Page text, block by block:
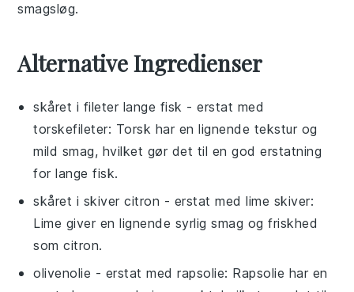
smagsløg.
Alternative Ingredienser
skåret i fileter lange fisk - erstat med
torskefileter: Torsk har en lignende tekstur og
mild smag, hvilket gør det til en god erstatning
for lange fisk.
skåret i skiver citron - erstat medlime skiver:
Lime giver en lignende syrlig smag og friskhed
som citron.
olivenolie - erstat medrapsolie: Rapsolie har en